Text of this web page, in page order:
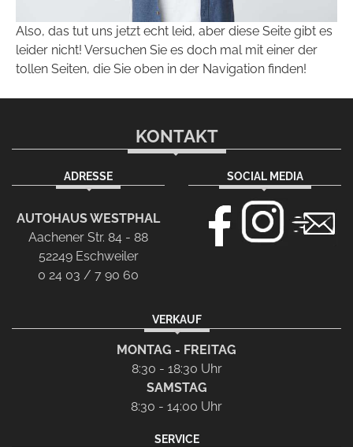
Also, das tut uns jetzt echt leid, aber diese Seite gibt es
leider nicht! Versuchen Sie es doch mal mit einer der
tollen Seiten, die Sie oben in der Navigation finden!
KONTAKT
ADRESSE
AUTOHAUS WESTPHAL
Aachener Str. 84 - 88
52249 Eschweiler
0 24 03 / 7 90 60
SOCIAL MEDIA
VERKAUF
MONTAG - FREITAG
8:30 - 18:30 Uhr
SAMSTAG
8:30 - 14:00 Uhr
SERVICE